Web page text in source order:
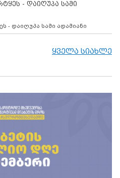
- დაიღუპა სამი
- დაიღუპა სამი ადამიანი
ყველა სიახლე